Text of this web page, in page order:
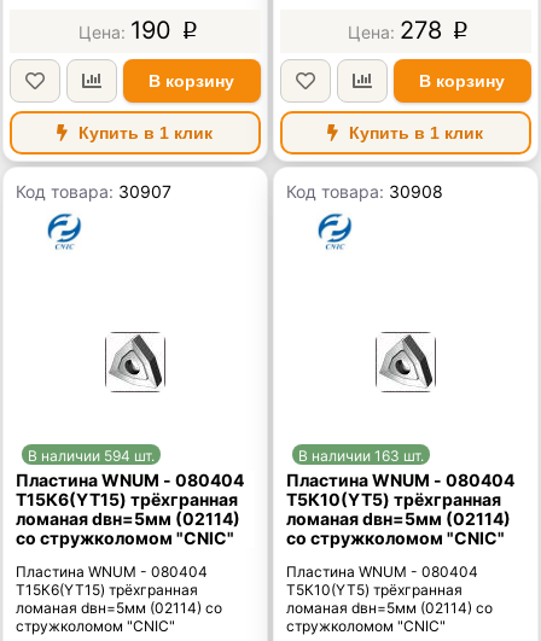
190 p
В корзину
Купить в 1 клик
278 p
В корзину
Купить в 1 клик
Код товара: 30907
В наличии 594 шт.
Пластина WNUM - 080404
Т15К6(YT15) трёхгранная
ломаная dвн=5мм (02114)
со стружколомом "CNIC"
Пластина WNUM - 080404
Т15К6(YT15) трёхгранная
ломаная dвн=5мм (02114) со
стружколомом "CNIC"
Код товара: 30908
В наличии 163 шт.
Пластина WNUM - 080404
Т5К10(YT5) трёхгранная
ломаная dвн=5мм (02114)
со стружколомом "CNIC"
Пластина WNUM - 080404
Т5К10(YT5) трёхгранная
ломаная dвн=5мм (02114) со
стружколомом "CNIC"